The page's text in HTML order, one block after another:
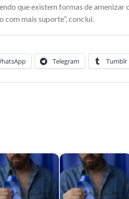
que existem formas de amenizar
com mais suporte”, conclui.
Telegram Tumblr